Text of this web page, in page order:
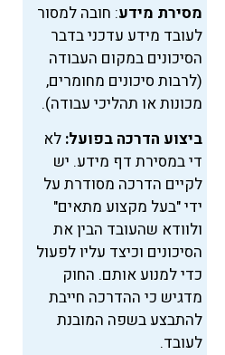
מסירת מידע: חובה למסור
לעובד מידע עדכני בדבר
הסיכונים במקום העבודה
(לרבות סיכונים מחומרים,
מכונות או תהליכי עבודה).
ביצוע הדרכה בפועל: לא
די במסירת דף מידע. יש
לקיים הדרכה מסודרת על
ידי "בעל מקצוע מתאים"
ולוודא שהעובד הבין את
הסיכונים וכיצד עליו לפעול
כדי למנוע אותם. החוק
מדגיש כי ההדרכה חייבת
להתבצע בשפה המובנת
לעובד.